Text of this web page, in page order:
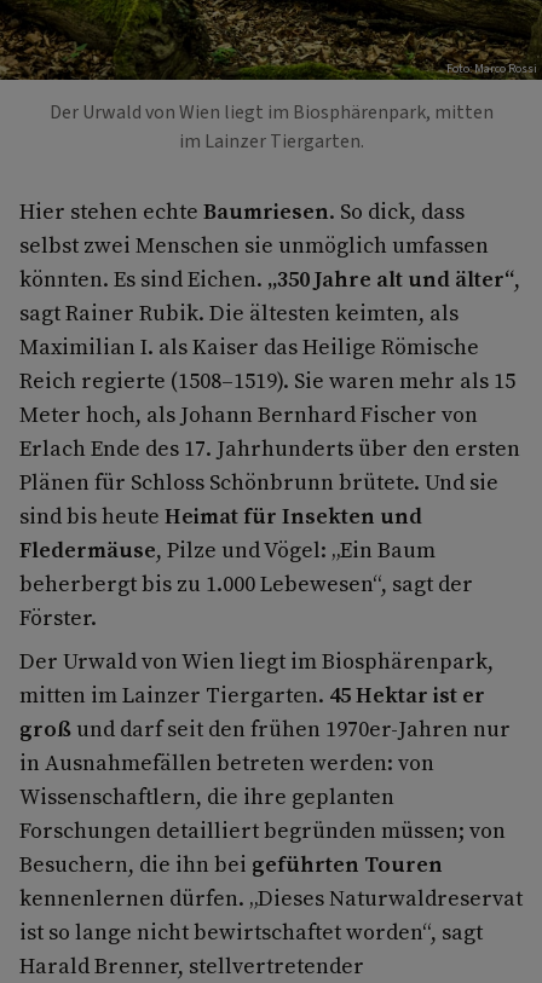
Foto: Marco Rossi
Der Urwald von Wien liegt im Biosphärenpark, mitten
im Lainzer Tiergarten.
Hier stehen echte Baumriesen. So dick, dass
selbst zwei Menschen sie unmöglich umfassen
könnten. Es sind Eichen. „350 Jahre alt und älter“,
sagt Rainer Rubik. Die ältesten keimten, als
Maximilian I. als Kaiser das Heilige Römische
Reich regierte (1508–1519). Sie waren mehr als 15
Meter hoch, als Johann Bernhard Fischer von
Erlach Ende des 17. Jahrhunderts über den ersten
Plänen für Schloss Schönbrunn brütete. Und sie
sind bis heute Heimat für Insekten und
Fledermäuse, Pilze und Vögel: „Ein Baum
beherbergt bis zu 1.000 Lebewesen“, sagt der
Förster.
Der Urwald von Wien liegt im Biosphärenpark,
mitten im Lainzer Tiergarten. 45 Hektar ist er
groß und darf seit den frühen 1970er-Jahren nur
in Ausnahmefällen betreten werden: von
Wissenschaftlern, die ihre geplanten
Forschungen detailliert begründen müssen; von
Besuchern, die ihn bei geführten Touren
kennenlernen dürfen. „Dieses Naturwaldreservat
ist so lange nicht bewirtschaftet worden“, sagt
Harald Brenner, stellvertretender